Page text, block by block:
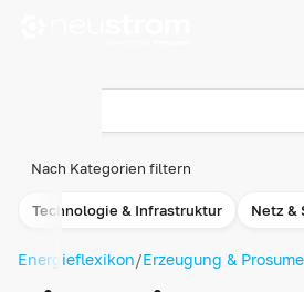
Nach Kategorien filtern
Technologie & Infrastruktur Netz &
Energieflexikon/Erzeugung &